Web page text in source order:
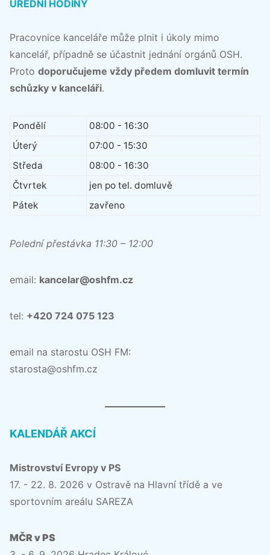
ÚŘEDNÍ HODINY
Pracovnice kanceláře může plnit i úkoly mimo
kancelář, případně se účastnit jednání orgánů OSH.
Proto doporučujeme vždy předem domluvit termín
schůzky v kanceláři.
Pondělí
08:00 - 16:30
Úterý
07:00 - 15:30
Středa
08:00 - 16:30
Čtvrtek
jen po tel. domluvě
Pátek
zavřeno
Polední přestávka 11:30 – 12:00
email: kancelar@oshfm.cz
tel: +420 724 075 123
email na starostu OSH FM:
starosta@oshfm.cz
KALENDÁŘ AKCÍ
Mistrovství Evropy v PS
17. - 22. 8. 2026 v Ostravě na Hlavní třídě a ve
sportovním areálu SAREZA
MČR v PS